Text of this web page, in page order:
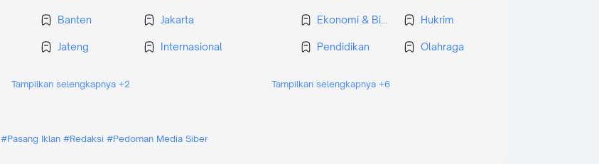
Banten Jakarta
Jateng Internasional
Jatim
Tampilkan selengkapnya +2
Hukrim
Pendidikan Olahraga
Gaya Hidup
Tampilkan selengkapnya +6
#Pasang Iklan #Redaksi #Pedoman Media Siber